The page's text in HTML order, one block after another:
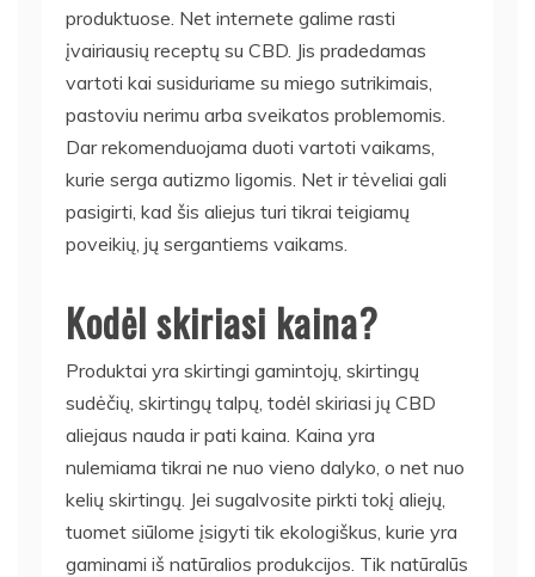
produktuose. Net internete galime rasti
įvairiausių receptų su CBD. Jis pradedamas
vartoti kai susiduriame su miego sutrikimais,
pastoviu nerimu arba sveikatos problemomis.
Dar rekomenduojama duoti vartoti vaikams,
kurie serga autizmo ligomis. Net ir tėveliai gali
pasigirti, kad šis aliejus turi tikrai teigiamų
poveikių, jų sergantiems vaikams.
Kodėl skiriasi kaina?
Produktai yra skirtingi gamintojų, skirtingų
sudėčių, skirtingų talpų, todėl skiriasi jų CBD
aliejaus nauda ir pati kaina. Kaina yra
nulemiama tikrai ne nuo vieno dalyko, o net nuo
kelių skirtingų. Jei sugalvosite pirkti tokį aliejų,
tuomet siūlome įsigyti tik ekologiškus, kurie yra
gaminami iš natūralios produkcijos. Tik natūralūs